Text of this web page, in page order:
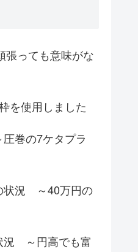
張っても意味がな
を使用しました
巻の7ケタプラ
状況 ～40万円の
況 ～円高でも富